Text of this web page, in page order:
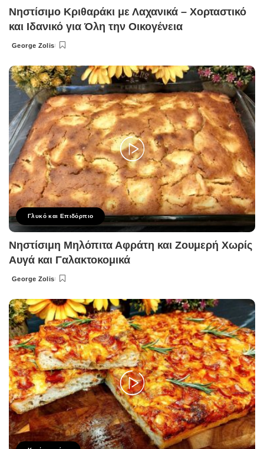
Νηστίσιμο Κριθαράκι με Λαχανικά – Χορταστικό
και Ιδανικό για Όλη την Οικογένεια
Posted
George Zolis
Γλυκό και Επιδόρπιο
Νηστίσιμη Μηλόπιτα Αφράτη και Ζουμερή Χωρίς
Αυγά και Γαλακτοκομικά
Posted
George Zolis